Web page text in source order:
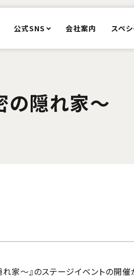
公式SNS 会社案内 スペ
の隠れ家〜
家～』のステージイベントの開